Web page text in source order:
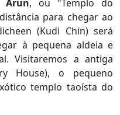
Arun, ou "Templo do
para chegar ao
(Kudi Chin) será
à pequena aldeia e
Visitaremos a antiga
House), o pequeno
templo taoísta do